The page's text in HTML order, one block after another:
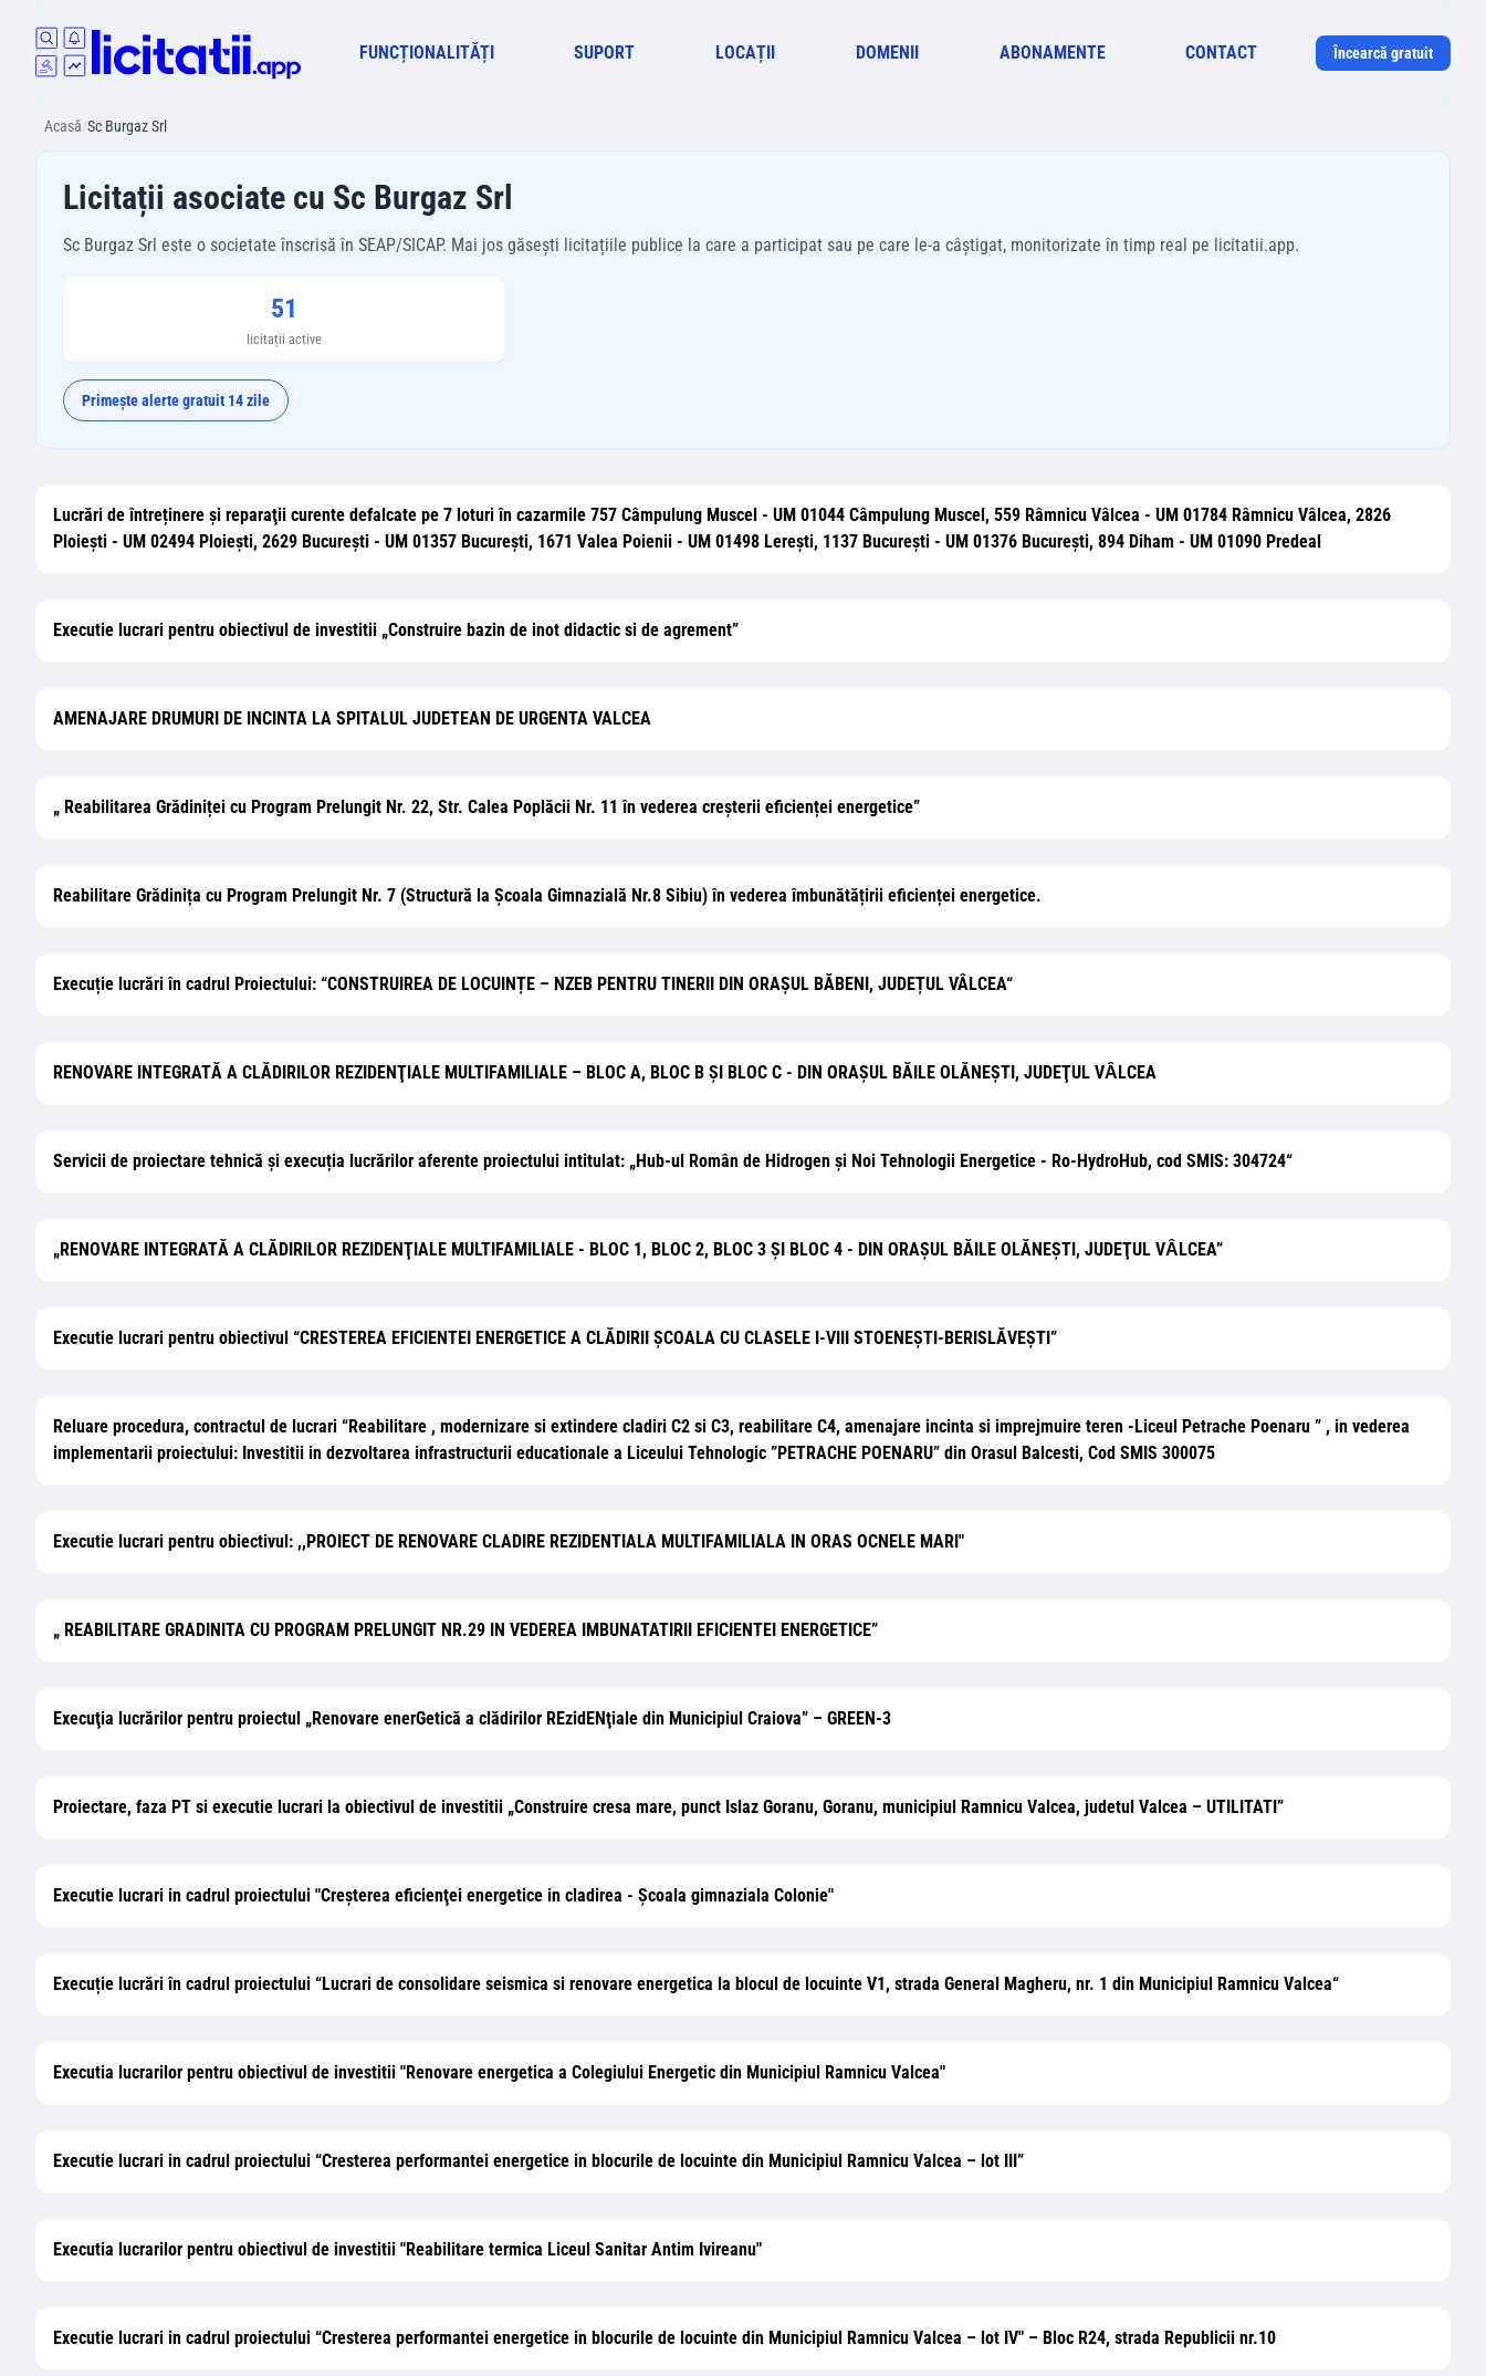
FUNCȚIONALITĂȚI SUPORT LOCAȚII DOMENII ABONAMENTE CONTACT Încearcă gratuit
Acasă/Sc Burgaz Srl
Licitații asociate cu Sc Burgaz Srl
Sc Burgaz Srl este o societate înscrisă în SEAP/SICAP. Mai jos găsești licitațiile publice la care a participat sau pe care le-a câștigat, monitorizate în timp real pe licitatii.app.
51
licitații active
Primește alerte gratuit 14 zile
Lucrări de întreținere și reparaţii curente defalcate pe 7 loturi în cazarmile 757 Câmpulung Muscel - UM 01044 Câmpulung Muscel, 559 Râmnicu Vâlcea - UM 01784 Râmnicu Vâlcea, 2826
Ploiești - UM 02494 Ploiești, 2629 București - UM 01357 București, 1671 Valea Poienii - UM 01498 Lerești, 1137 București - UM 01376 București, 894 Diham - UM 01090 Predeal
Executie lucrari pentru obiectivul de investitii „Construire bazin de inot didactic si de agrement”
AMENAJARE DRUMURI DE INCINTA LA SPITALUL JUDETEAN DE URGENTA VALCEA
„ Reabilitarea Grădiniței cu Program Prelungit Nr. 22, Str. Calea Poplăcii Nr. 11 în vederea creșterii eficienței energetice”
Reabilitare Grădinița cu Program Prelungit Nr. 7 (Structură la Școala Gimnazială Nr.8 Sibiu) în vederea îmbunătățirii eficienței energetice.
Execuție lucrări în cadrul Proiectului: “CONSTRUIREA DE LOCUINȚE – NZEB PENTRU TINERII DIN ORAȘUL BĂBENI, JUDEȚUL VÂLCEA“
RENOVARE INTEGRATĂ A CLĂDIRILOR REZIDENŢIALE MULTIFAMILIALE – BLOC A, BLOC B ŞI BLOC C - DIN ORAŞUL BĂILE OLĂNEŞTI, JUDEŢUL VȂLCEA
Servicii de proiectare tehnică și execuția lucrărilor aferente proiectului intitulat: „Hub-ul Român de Hidrogen și Noi Tehnologii Energetice - Ro-HydroHub, cod SMIS: 304724“
„RENOVARE INTEGRATĂ A CLĂDIRILOR REZIDENŢIALE MULTIFAMILIALE - BLOC 1, BLOC 2, BLOC 3 ŞI BLOC 4 - DIN ORAŞUL BĂILE OLĂNEŞTI, JUDEŢUL VȂLCEA”
Executie lucrari pentru obiectivul “CRESTEREA EFICIENTEI ENERGETICE A CLĂDIRII ȘCOALA CU CLASELE I-VIII STOENEȘTI-BERISLĂVEȘTI”
Reluare procedura, contractul de lucrari “Reabilitare , modernizare si extindere cladiri C2 si C3, reabilitare C4, amenajare incinta si imprejmuire teren -Liceul Petrache Poenaru ” , in vederea
implementarii proiectului: Investitii in dezvoltarea infrastructurii educationale a Liceului Tehnologic ”PETRACHE POENARU” din Orasul Balcesti, Cod SMIS 300075
Executie lucrari pentru obiectivul: ,,PROIECT DE RENOVARE CLADIRE REZIDENTIALA MULTIFAMILIALA IN ORAS OCNELE MARI"
„ REABILITARE GRADINITA CU PROGRAM PRELUNGIT NR.29 IN VEDEREA IMBUNATATIRII EFICIENTEI ENERGETICE”
Execuţia lucrărilor pentru proiectul „Renovare enerGetică a clădirilor REzidENţiale din Municipiul Craiova” – GREEN-3
Proiectare, faza PT si executie lucrari la obiectivul de investitii „Construire cresa mare, punct Islaz Goranu, Goranu, municipiul Ramnicu Valcea, judetul Valcea – UTILITATI”
Executie lucrari in cadrul proiectului "Creşterea eficienţei energetice in cladirea - Şcoala gimnaziala Colonie"
Execuție lucrări în cadrul proiectului “Lucrari de consolidare seismica si renovare energetica la blocul de locuinte V1, strada General Magheru, nr. 1 din Municipiul Ramnicu Valcea“
Executia lucrarilor pentru obiectivul de investitii "Renovare energetica a Colegiului Energetic din Municipiul Ramnicu Valcea"
Executie lucrari in cadrul proiectului “Cresterea performantei energetice in blocurile de locuinte din Municipiul Ramnicu Valcea – lot III”
Executia lucrarilor pentru obiectivul de investitii "Reabilitare termica Liceul Sanitar Antim Ivireanu"
Executie lucrari in cadrul proiectului “Cresterea performantei energetice in blocurile de locuinte din Municipiul Ramnicu Valcea – lot IV" – Bloc R24, strada Republicii nr.10